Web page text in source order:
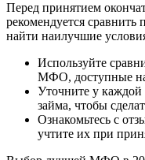
Перед принятием
рекомендуется
найти наилучшие
Используйте
МФО, доступные
Уточните у
займа, чтобы
Ознакомьтесь с
учтите их при